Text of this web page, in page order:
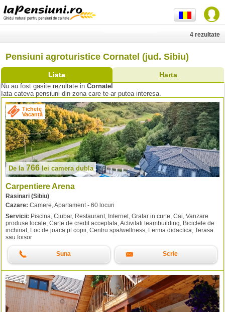
Pensiuni agroturistice Cornatel (jud. Sibiu)
Lista Harta
4 rezultate
Nu au fost gasite rezultate in Cornatel
Iata cateva pensiuni din zona care te-ar putea interesa.
Tichete
Vacanță
De la766 lei camera dubla
Carpentiere Arena
Rasinari (Sibiu)
Cazare: Camere, Apartament - 60 locuri
Servicii: Piscina, Ciubar, Restaurant, Internet, Gratar in curte, Cai, Vanzare
produse locale, Carte de credit acceptata, Activitati teambuilding, Biciclete de
inchiriat, Loc de joaca pt copii, Centru spa/wellness, Ferma didactica, Terasa
sau foisor
Suna Scrie